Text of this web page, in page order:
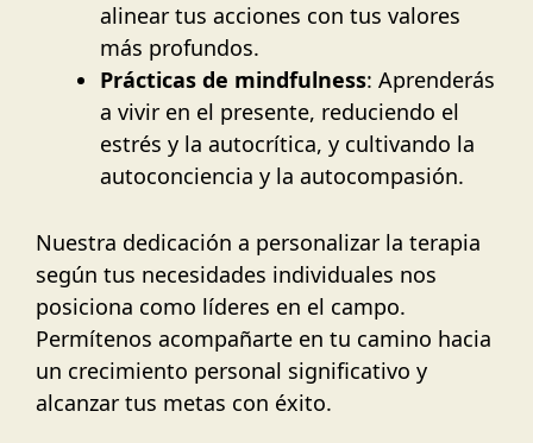
alinear tus acciones con tus valores
más profundos.
Prácticas de mindfulness: Aprenderás
a vivir en el presente, reduciendo el
estrés y la autocrítica, y cultivando la
autoconciencia y la autocompasión.
Nuestra dedicación a personalizar la terapia
según tus necesidades individuales nos
posiciona como líderes en el campo.
Permítenos acompañarte en tu camino hacia
un crecimiento personal significativo y
alcanzar tus metas con éxito.